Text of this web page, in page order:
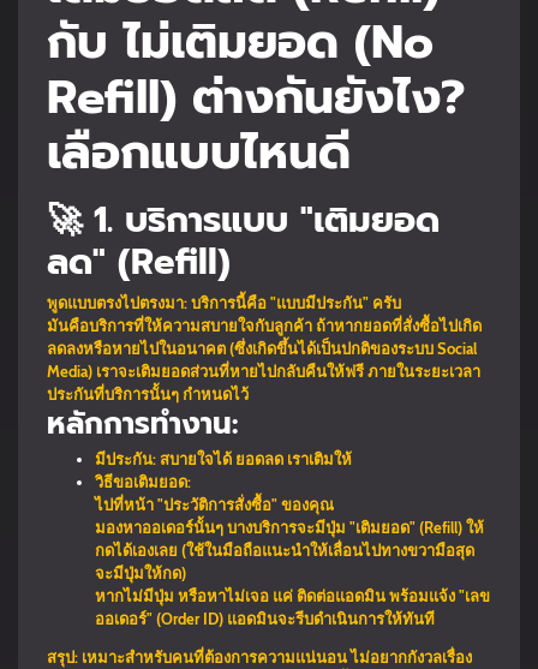
กับ ไม่เติมยอด (No
Refill) ต่างกันยังไง?
เลือกแบบไหนดี
🚀 1. บริการแบบ "เติมยอด
ลด" (Refill)
พูดแบบตรงไปตรงมา: บริการนี้คือ "แบบมีประกัน" ครับ
มันคือบริการที่ให้ความสบายใจกับลูกค้า ถ้าหากยอดที่สั่งซื้อไปเกิด
ลดลงหรือหายไปในอนาคต (ซึ่งเกิดขึ้นได้เป็นปกติของระบบ Social
Media) เราจะเติมยอดส่วนที่หายไปกลับคืนให้ฟรี ภายในระยะเวลา
ประกันที่บริการนั้นๆ กำหนดไว้
หลักการทำงาน:
มีประกัน: สบายใจได้ ยอดลด เราเติมให้
วิธีขอเติมยอด:
ไปที่หน้า "ประวัติการสั่งซื้อ" ของคุณ
มองหาออเดอร์นั้นๆ บางบริการจะมีปุ่ม "เติมยอด" (Refill) ให้
กดได้เองเลย (ใช้ในมือถือแนะนำให้เลื่อนไปทางขวามือสุด
จะมีปุ่มให้กด)
หากไม่มีปุ่ม หรือหาไม่เจอ แค่ ติดต่อแอดมิน พร้อมแจ้ง "เลข
ออเดอร์" (Order ID) แอดมินจะรีบดำเนินการให้ทันที
สรุป: เหมาะสำหรับคนที่ต้องการความแน่นอน ไม่อยากกังวลเรื่อง